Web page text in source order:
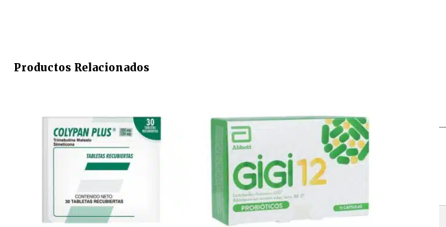
Productos Relacionados